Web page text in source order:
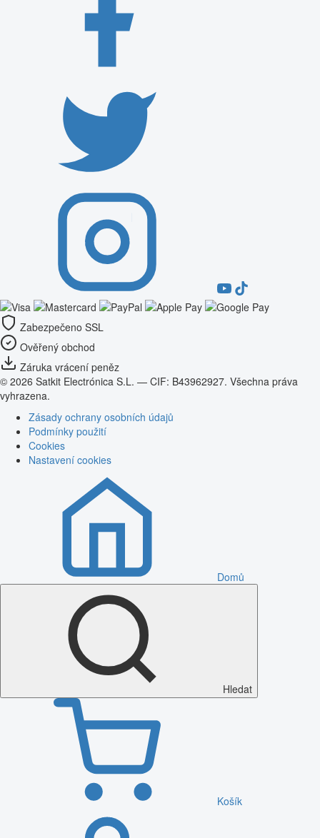
Zabezpečeno SSL
Ověřený obchod
Záruka vrácení peněz
© 2026 Satkit Electrónica S.L. — CIF: B43962927. Všechna práva
vyhrazena.
Zásady ochrany osobních údajů
Podmínky použití
Cookies
Nastavení cookies
Domů
Hledat
Košík